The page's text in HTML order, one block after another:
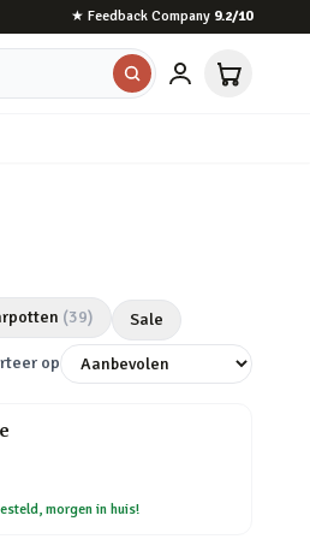
★ Feedback Company 9.2/10
(39) Sale
op
morgen in huis!